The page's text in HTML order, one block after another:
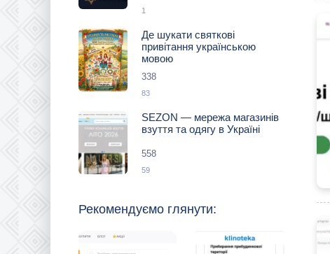
1
Де шукати святкові
привітання українською
мовою
338
83
SEZON — мережа магазинів
взуття та одягу в Україні
558
59
Рекомендуємо глянути: